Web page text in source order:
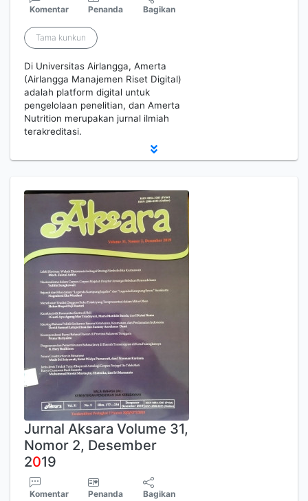
Komentar Penanda Bagikan
Tama kunkun
Di Universitas Airlangga, Amerta
(Airlangga Manajemen Riset Digital)
adalah platform digital untuk
pengelolaan penelitian, dan Amerta
Nutrition merupakan jurnal ilmiah
terakreditasi.
Jurnal Aksara Volume 31,
Nomor 2, Desember
2019
Komentar Penanda Bagikan